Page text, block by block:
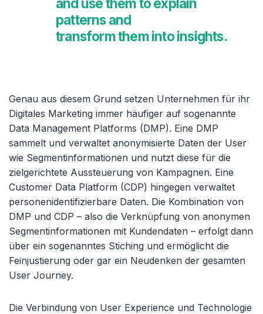
and use them to explain
patterns and
transform them into insights.
Genau aus diesem Grund setzen Unternehmen für ihr
Digitales Marketing immer häufiger auf sogenannte
Data Management Platforms (DMP). Eine DMP
sammelt und verwaltet anonymisierte Daten der User
wie Segmentinformationen und nutzt diese für die
zielgerichtete Aussteuerung von Kampagnen. Eine
Customer Data Platform (CDP) hingegen verwaltet
personenidentifizierbare Daten. Die Kombination von
DMP und CDP – also die Verknüpfung von anonymen
Segmentinformationen mit Kundendaten – erfolgt dann
über ein sogenanntes Stiching und ermöglicht die
Feinjustierung oder gar ein Neudenken der gesamten
User Journey.
Die Verbindung von User Experience und Technologie